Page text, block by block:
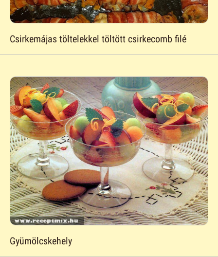
Csirkemájas töltelekkel töltött csirkecomb filé
Gyümölcskehely